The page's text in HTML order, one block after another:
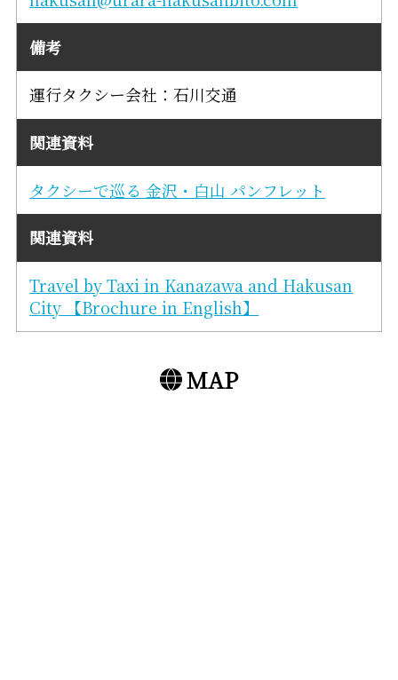
備考
運行タクシー会社：石川交通
関連資料
タクシーで巡る 金沢・白山 パンフレット
関連資料
Travel by Taxi in Kanazawa and Hakusan
City 【Brochure in English】
MAP